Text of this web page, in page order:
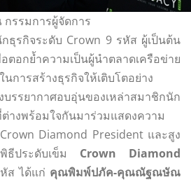
รรมการผู้จัดการ
กธุรกิจระดับ Crown 9 รหัส ผู้เป็นต้น
ตอกย้ำความเป็นผู้นำตลาดเครือข่าย
การสร้างธุรกิจให้เติบโตอย่าง
รยากาศอบอุ่นของเหล่าสมาชิกนัก
างพร้อมใจกันมาร่วมแสดงความ
Diamond President และสูง
ธีประดับเข็ม Crown Diamond
ส ได้แก่ คุณพิมพ์ปภัค-คุณณัฐณษัณ